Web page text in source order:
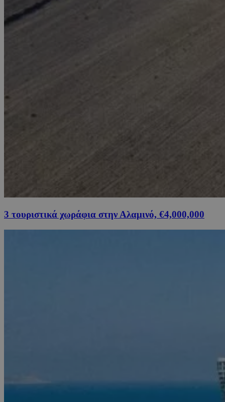
3 τουριστικά χωράφια στην Αλαμινό, €4,000,000